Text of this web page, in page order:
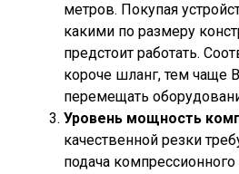
метров. Покупая
какими по размеру
предстоит работать.
короче шланг, тем чаще
перемещать
Уровень мощность
качественной резки
подача